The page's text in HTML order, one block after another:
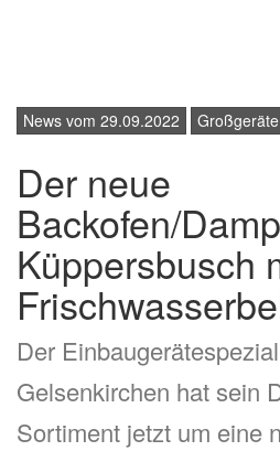
News vom 29.09.2022 Großgeräte
Der neue
Backofen/
Küppersbusch
Der
Gelsenkirchen hat sein
Sortiment jetzt um eine